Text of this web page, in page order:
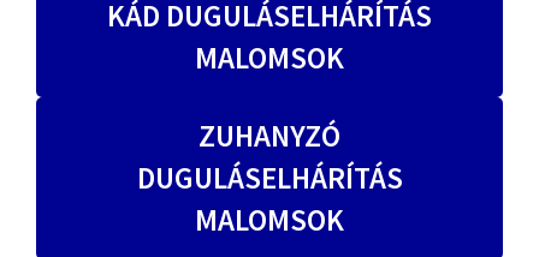
KÁD DUGULÁSELHÁRÍTÁS
MALOMSOK
ZUHANYZÓ
DUGULÁSELHÁRÍTÁS
MALOMSOK